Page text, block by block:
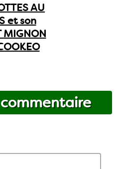
AU
et son
MIGNON